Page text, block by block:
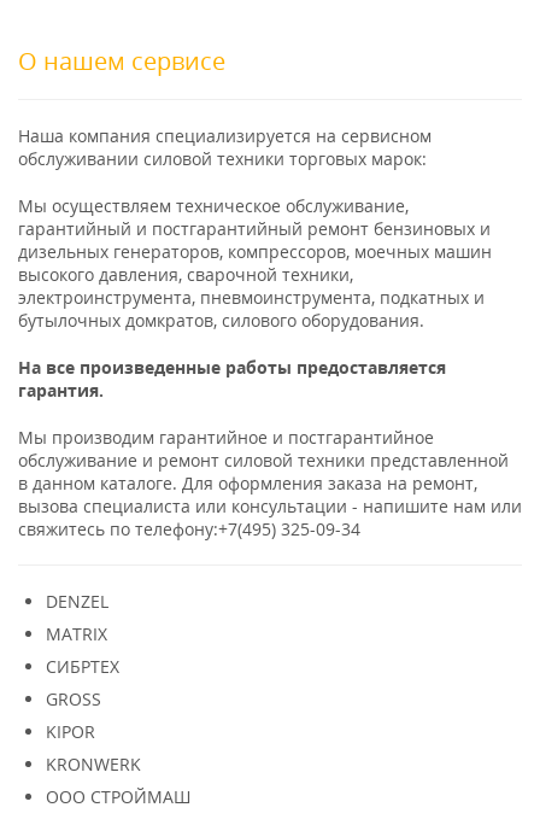
О нашем сервисе
Наша компания специализируется на сервисном
обслуживании силовой техники торговых марок:
Мы осуществляем техническое обслуживание,
гарантийный и постгарантийный ремонт бензиновых и
дизельных генераторов, компрессоров, моечных машин
высокого давления, сварочной техники,
электроинструмента, пневмоинструмента, подкатных и
бутылочных домкратов, силового оборудования.
На все произведенные работы предоставляется
гарантия.
Мы производим гарантийное и постгарантийное
обслуживание и ремонт силовой техники представленной
в данном каталоге. Для оформления заказа на ремонт,
вызова специалиста или консультации - напишите нам или
свяжитесь по телефону:+7(495) 325-09-34
DENZEL
MATRIX
СИБРТЕХ
GROSS
KIPOR
KRONWERK
ООО СТРОЙМАШ